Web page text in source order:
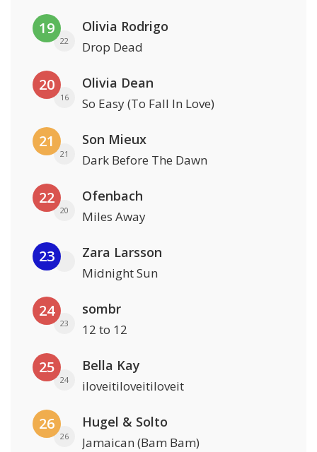
19
22
Olivia Rodrigo
Drop Dead
20
16
Olivia Dean
So Easy (To Fall In Love)
21
21
Son Mieux
Dark Before The Dawn
22
20
Ofenbach
Miles Away
23 Zara Larsson
Midnight Sun
24
23
sombr
12 to 12
25
24
Bella Kay
iloveitiloveitiloveit
26
26
Hugel & Solto
Jamaican (Bam Bam)